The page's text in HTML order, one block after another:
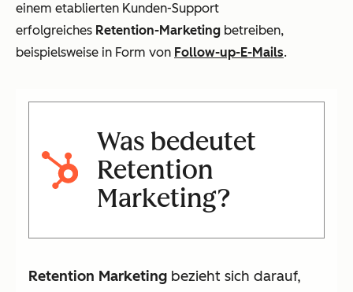
einem etablierten Kunden-Support
erfolgreiches Retention-Marketing betreiben,
beispielsweise in Form von Follow-up-E-Mails.
Was bedeutet
Retention
Marketing?
Retention Marketing bezieht sich darauf,